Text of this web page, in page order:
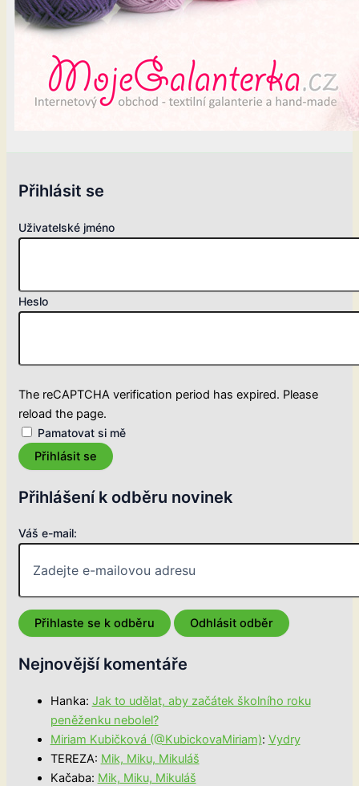
Přihlásit se
Uživatelské jméno
Heslo
The reCAPTCHA verification period has expired. Please
reload the page.
Pamatovat si mě
Přihlásit se
Přihlášení k odběru novinek
Váš e-mail:
Nejnovější komentáře
Hanka: Jak to udělat, aby začátek školního roku
peněženku nebolel?
Miriam Kubičková (@KubickovaMiriam): Vydry
TEREZA: Mik, Miku, Mikuláš
Kačaba: Mik, Miku, Mikuláš